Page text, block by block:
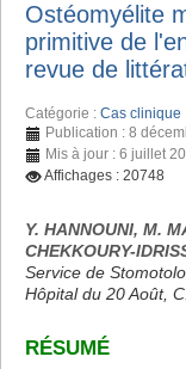
Ostéomyélite
primitive de
revue de
Catégorie : Cas clinique
Publication : 8
Mis à jour : 6 juillet
Affichages : 20748
Y. HANNOUNI, M.
CHEKKOURY-
Service de
Hôpital du 20 Août,
RÉSUMÉ